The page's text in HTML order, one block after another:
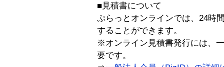
■見積書について
ぷらっとオンラインでは、24時
することができます。
※オンライン見積書発行には、
要です。